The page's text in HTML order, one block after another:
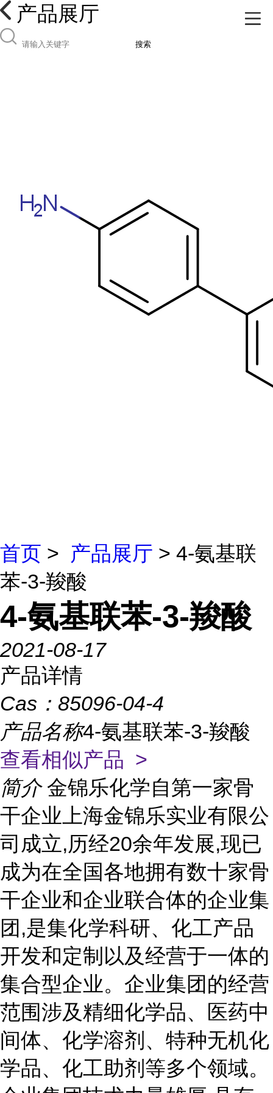
产品展厅
搜索
首页 > 产品展厅 > 4-氨基联
苯-3-羧酸
4-氨基联苯-3-羧酸
2021-08-17
产品详情
Cas： 85096-04-4
产品名称4-氨基联苯-3-羧酸
查看相似产品 >
简介 金锦乐化学自第一家骨
干企业上海金锦乐实业有限公
司成立,历经20余年发展,现已
成为在全国各地拥有数十家骨
干企业和企业联合体的企业集
团,是集化学科研、化工产品
开发和定制以及经营于一体的
集合型企业。企业集团的经营
范围涉及精细化学品、医药中
间体、化学溶剂、特种无机化
学品、化工助剂等多个领域。